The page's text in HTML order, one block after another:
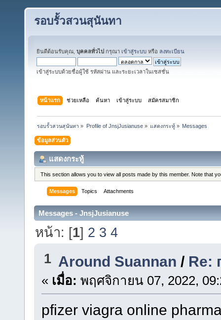
รอบรั้วสวนสุนันทา
ยินดีต้อนรับคุณ, บุคคลทั่วไป กรุณา เข้าสู่ระบบ หรือ ลงทะเบียน
เข้าสู่ระบบด้วยชื่อผู้ใช้ รหัสผ่าน และระยะเวลาในเซสชั่น
หน้าแรก ช่วยเหลือ ค้นหา เข้าสู่ระบบ สมัครสมาชิก
รอบรั้วสวนสุนันทา » Profile of JnsjJusianuse» แสดงกระทู้» Messages
ข้อมูลส่วนตัว
แสดงกระทู้
This section allows you to view all posts made by this member. Note that
Messages Topics Attachments
Messages - JnsjJusianuse
หน้า: [1] 2 3 4
1 Around Suannan / Re:
« เมื่อ: พฤศจิกายน 07, 2022,
pfizer viagra online